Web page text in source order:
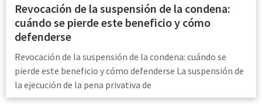
Revocación de la suspensión de la condena:
cuándo se pierde este beneficio y cómo
defenderse
Revocación de la suspensión de la condena: cuándo se
pierde este beneficio y cómo defenderse La suspensión de
la ejecución de la pena privativa de